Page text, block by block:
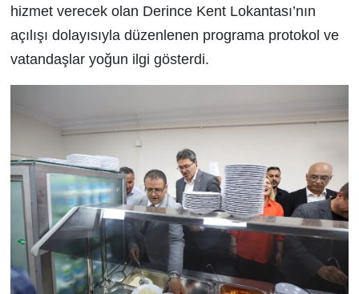
hizmet verecek olan Derince Kent Lokantası’nın
açılışı dolayısıyla düzenlenen programa protokol ve
vatandaşlar yoğun ilgi gösterdi.